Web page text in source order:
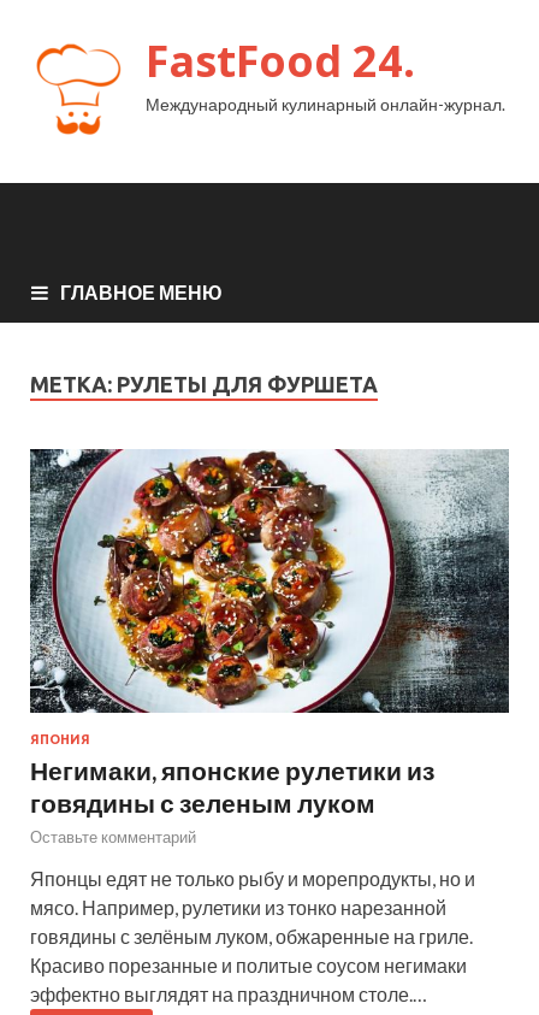
FastFood 24.
Международный кулинарный онлайн-журнал.
ГЛАВНОЕ МЕНЮ
МЕТКА: РУЛЕТЫ ДЛЯ ФУРШЕТА
ЯПОНИЯ
Негимаки, японские рулетики из
говядины с зеленым луком
Оставьте комментарий
Японцы едят не только рыбу и морепродукты, но и
мясо. Например, рулетики из тонко нарезанной
говядины с зелёным луком, обжаренные на гриле.
Красиво порезанные и политые соусом негимаки
эффектно выглядят на праздничном столе.…